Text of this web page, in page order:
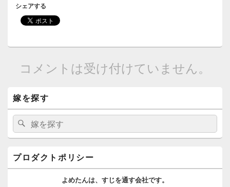
シェアする
コメントは受け付けていません。
イ
ン
サ
ド
ー
嫁を探す
検
索:
検
索
プロダクトポリシー
よめたんは、 すじを通す会社です。